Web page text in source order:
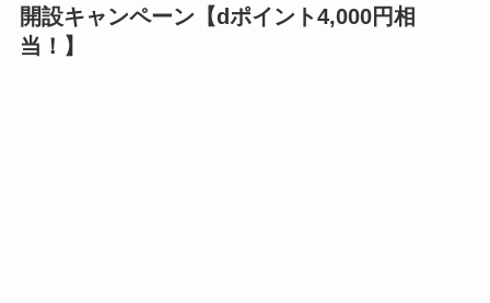
開設キャンペーン【dポイント4,000円相
当！】